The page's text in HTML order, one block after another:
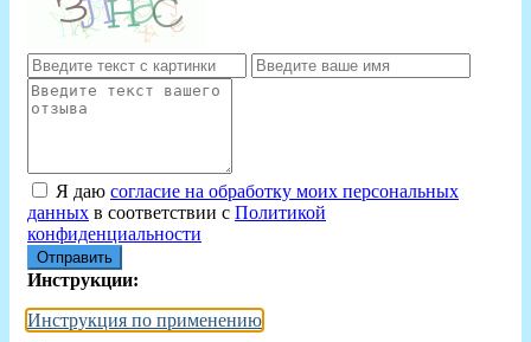
Я даю согласие на обработку моих персональных
данных в соответствии с Политикой
конфиденциальности
Отправить
Инструкции:
Инструкция по применению